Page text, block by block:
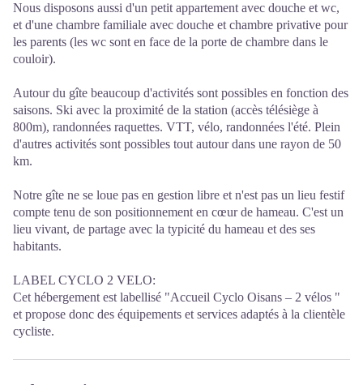
Nous disposons aussi d'un petit appartement avec douche et wc,
et d'une chambre familiale avec douche et chambre privative pour
les parents (les wc sont en face de la porte de chambre dans le
couloir).
Autour du gîte beaucoup d'activités sont possibles en fonction des
saisons. Ski avec la proximité de la station (accès télésiège à
800m), randonnées raquettes. VTT, vélo, randonnées l'été. Plein
d'autres activités sont possibles tout autour dans une rayon de 50
km.
Notre gîte ne se loue pas en gestion libre et n'est pas un lieu festif
compte tenu de son positionnement en cœur de hameau. C'est un
lieu vivant, de partage avec la typicité du hameau et des ses
habitants.
LABEL CYCLO 2 VELO:
Cet hébergement est labellisé "Accueil Cyclo Oisans – 2 vélos "
et propose donc des équipements et services adaptés à la clientèle
cycliste.